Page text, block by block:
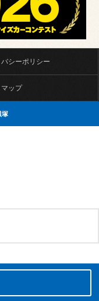
シーポリシー
ップ
塚
rights reserved.